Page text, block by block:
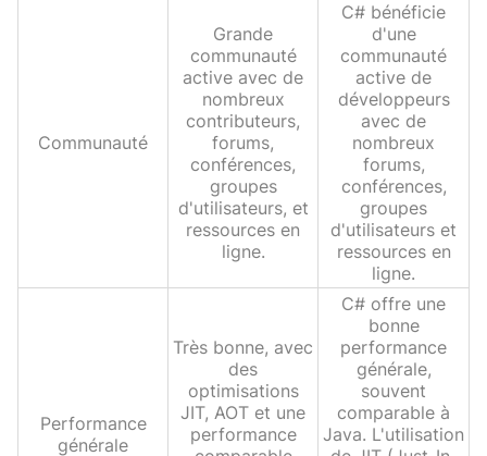
Communauté
Grande
communauté
active avec de
nombreux
contributeurs,
forums,
conférences,
groupes
d'utilisateurs, et
ressources en
ligne.
C# bénéficie
d'une
communauté
active de
développeurs
avec de
nombreux
forums,
conférences,
groupes
d'utilisateurs et
ressources en
ligne.
Performance
générale
Très bonne, avec
des
optimisations
JIT, AOT et une
performance
C# offre une
bonne
performance
générale,
souvent
comparable à
Java. L'utilisation